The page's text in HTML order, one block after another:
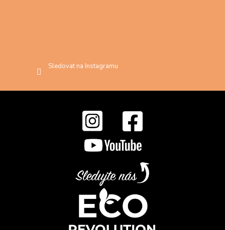
Sledovat na Instagramu